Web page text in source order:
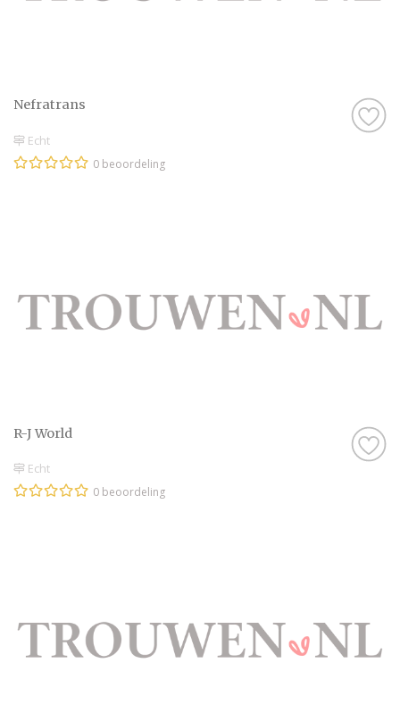
Nefratrans
Echt
0 beoordeling
R-J World
Echt
0 beoordeling